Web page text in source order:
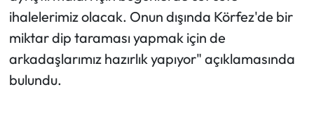
ihalelerimiz olacak. Onun dışında Körfez'de bir
miktar dip taraması yapmak için de
arkadaşlarımız hazırlık yapıyor" açıklamasında
bulundu.